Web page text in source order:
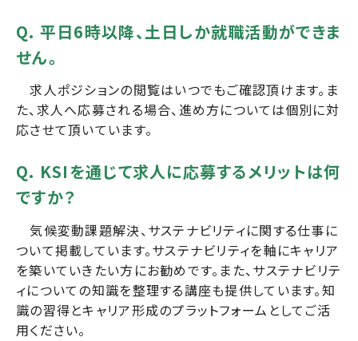
Q. 平日6時以降、土日しか就職活動ができま
せん。
求人ポジションの閲覧はいつでもご確認頂けます。ま
た、求人へ応募される場合、進め方については個別に対
応させて頂いています。
Q. KSIを通じて求人に応募するメリットは何
ですか？
気候変動課題解決、サステナビリティに関する仕事に
ついて掲載しています。サステナビリティを軸にキャリア
を築いていきたい方にお勧めです。また、サステナビリテ
ィについての知識を整理する講座も提供しています。知
識の習得とキャリア形成のプラットフォームとしてご活
用ください。